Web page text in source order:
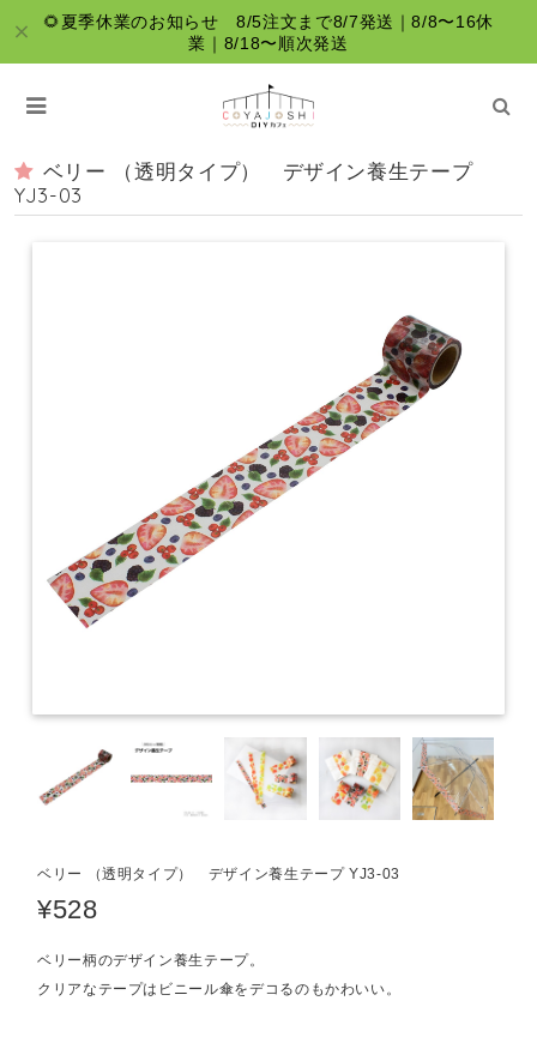
🌻夏季休業のお知らせ 8/5注文まで8/7発送｜8/8〜16休
業｜8/18〜順次発送
ベリー （透明タイプ） デザイン養生テープ
YJ3-03
ベリー （透明タイプ） デザイン養生テープ YJ3-03
¥528
ベリー柄のデザイン養生テープ。
クリアなテープはビニール傘をデコるのもかわいい。